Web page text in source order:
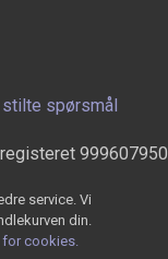
spørsmål
999607950
service. Vi
din.
for cookies.